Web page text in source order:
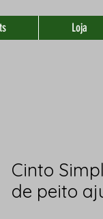
Loja
Cinto
de peito